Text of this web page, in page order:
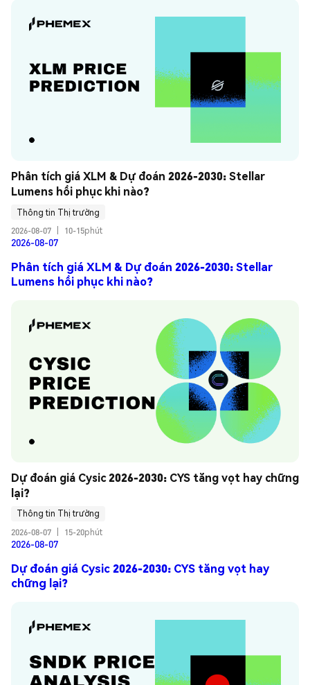
Phân tích giá XLM & Dự đoán 2026-2030: Stellar
Lumens hồi phục khi nào?
Thông tin Thị trường
2026-08-07
10-15phút
2026-08-07
Phân tích giá XLM & Dự đoán 2026-2030: Stellar
Lumens hồi phục khi nào?
Dự đoán giá Cysic 2026-2030: CYS tăng vọt hay chững
lại?
Thông tin Thị trường
2026-08-07
15-20phút
2026-08-07
Dự đoán giá Cysic 2026-2030: CYS tăng vọt hay
chững lại?